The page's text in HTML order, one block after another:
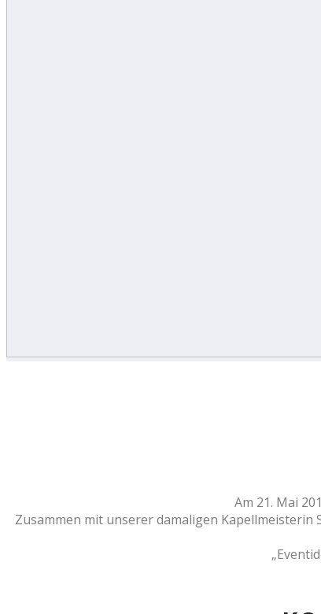
Am 21. Mai
Zusammen mit unserer damaligen Kapellmeisterin